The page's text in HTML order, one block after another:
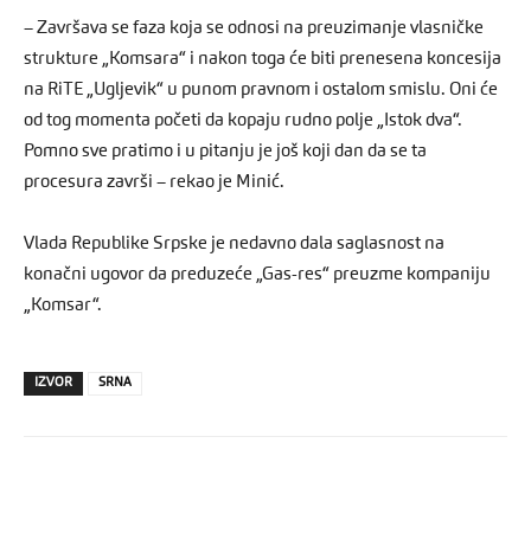
– Završava se faza koja se odnosi na preuzimanje vlasničke
strukture „Komsara“ i nakon toga će biti prenesena koncesija
na RiTE „Ugljevik“ u punom pravnom i ostalom smislu. Oni će
od tog momenta početi da kopaju rudno polje „Istok dva“.
Pomno sve pratimo i u pitanju je još koji dan da se ta
procesura završi – rekao je Minić.
Vlada Republike Srpske je nedavno dala saglasnost na
konačni ugovor da preduzeće „Gas-res“ preuzme kompaniju
„Komsar“.
IZVOR SRNA